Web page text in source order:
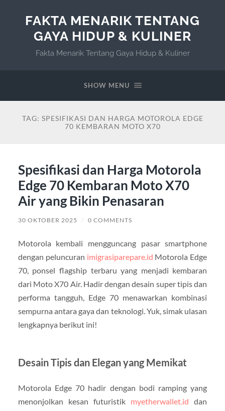
FAKTA MENARIK TENTANG
GAYA HIDUP & KULINER
Fakta Menarik Tentang Gaya Hidup & Kuliner
SHOW MENU
TAG: SPESIFIKASI DAN HARGA MOTOROLA EDGE
70 KEMBARAN MOTO X70
Spesifikasi dan Harga Motorola
Edge 70 Kembaran Moto X70
Air yang Bikin Penasaran
30 OKTOBER 2025 / 0 COMMENTS
Motorola kembali mengguncang pasar smartphone
dengan peluncuran imigrasiparepare.id Motorola Edge
70, ponsel flagship terbaru yang menjadi kembaran
dari Moto X70 Air. Hadir dengan desain super tipis dan
performa tangguh, Edge 70 menawarkan kombinasi
sempurna antara gaya dan teknologi. Yuk, simak ulasan
lengkapnya berikut ini!
Desain Tipis dan Elegan yang Memikat
Motorola Edge 70 hadir dengan bodi ramping yang
menonjolkan kesan futuristik myetherwallet.id dan